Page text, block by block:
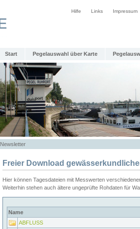
Hilfe Links Impressum
Start Pegelauswahl über Karte
Newsletter
Freier Download
Hier können Tagesdateien mit Messwerten
Weiterhin stehen auch ältere ungeprüfte Rohdaten für
Name
ABFLUSS